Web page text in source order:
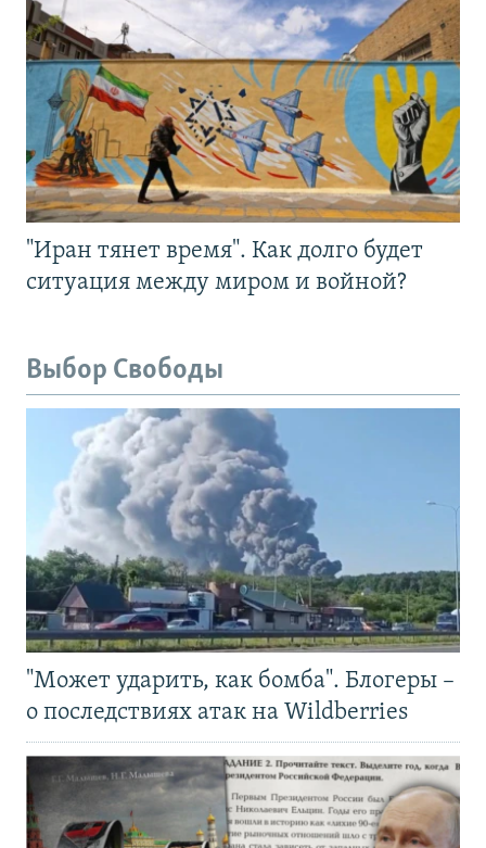
"Иран тянет время". Как долго будет
ситуация между миром и войной?
Выбор Свободы
"Может ударить, как бомба". Блогеры –
о последствиях атак на Wildberries